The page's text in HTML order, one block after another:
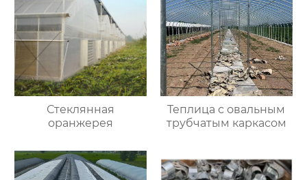
Стеклянная
оранжерея
Теплица с овальным
трубчатым каркасом